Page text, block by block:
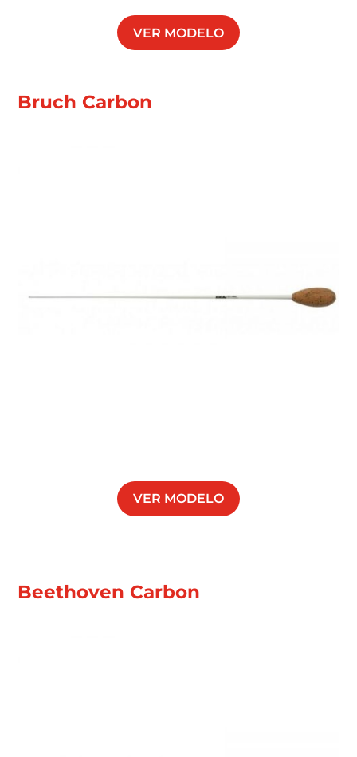
VER MODELO
Bruch Carbon
VER MODELO
Beethoven Carbon